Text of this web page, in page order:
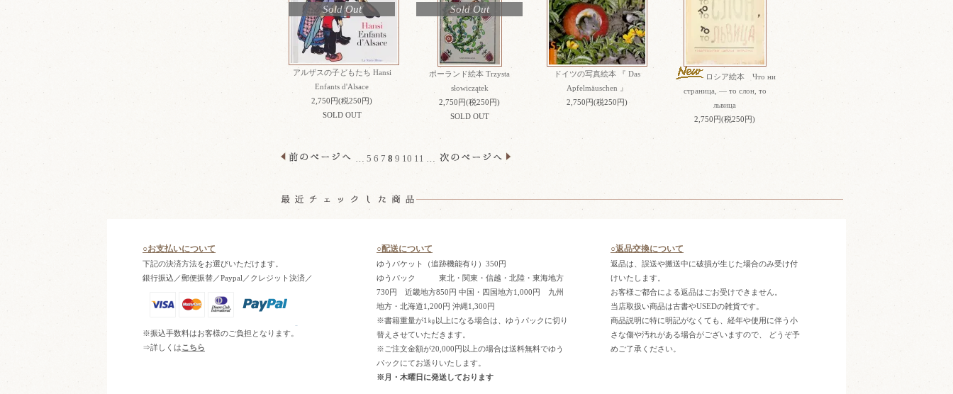
Sold Out
アルザスの子どもたち Hansi
Enfants d'Alsace
2,750円(税250円)
SOLD OUT
Sold Out
ポーランド絵本 Trzysta
słowiczątek
2,750円(税250円)
SOLD OUT
ドイツの写真絵本 『 Das
Apfelmäuschen 』
2,750円(税250円)
ロシア絵本 Что ни
страница, — то слон, то
львица
2,750円(税250円)
5 6 7 8 9 10 11
○お支払いについて
下記の決済方法をお選びいただけます。
銀行振込／郵便振替／Paypal／クレジット決済／
※振込手数料はお客様のご負担となります。
⇒詳しくはこちら
○配送について
ゆうパケット（追跡機能有り）350円
ゆうパック 東北・関東・信越・北陸・東海地方
730円 近畿地方850円 中国・四国地方1,000円 九州
地方・北海道1,200円 沖縄1,300円
※書籍重量が1㎏以上になる場合は、ゆうパックに切り
替えさせていただきます。
※ご注文金額が20,000円以上の場合は送料無料でゆう
パックにてお送りいたします。
※月・木曜日に発送しております
○返品交換について
返品は、誤送や搬送中に破損が生じた場合のみ受け付
けいたします。
お客様ご都合による返品はごお受けできません。
当店取扱い商品は古書やUSEDの雑貨です。
商品説明に特に明記がなくても、経年や使用に伴う小
さな傷や汚れがある場合がございますので、 どうぞ予
めご了承ください。